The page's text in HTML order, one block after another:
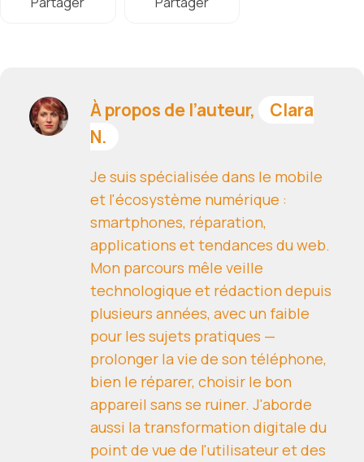
À propos de l’auteur,
Clara
N.
Je suis spécialisée dans le mobile
et l'écosystème numérique :
smartphones, réparation,
applications et tendances du web.
Mon parcours mêle veille
technologique et rédaction depuis
plusieurs années, avec un faible
pour les sujets pratiques —
prolonger la vie de son téléphone,
bien le réparer, choisir le bon
appareil sans se ruiner. J'aborde
aussi la transformation digitale du
point de vue de l'utilisateur et des